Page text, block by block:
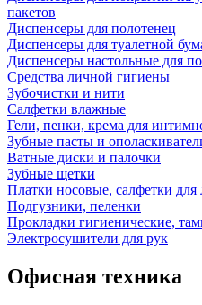
пакетов
Диспенсеры для полотенец
Диспенсеры для туалетной
Диспенсеры настольные для
Средства личной гигиены
Зубочистки и нити
Салфетки влажные
Гели, пенки, крема для
Зубные пасты и
Ватные диски и палочки
Зубные щетки
Платки носовые, салфетки для
Подгузники, пеленки
Прокладки гигиенические,
Электросушители для рук
Офисная техника